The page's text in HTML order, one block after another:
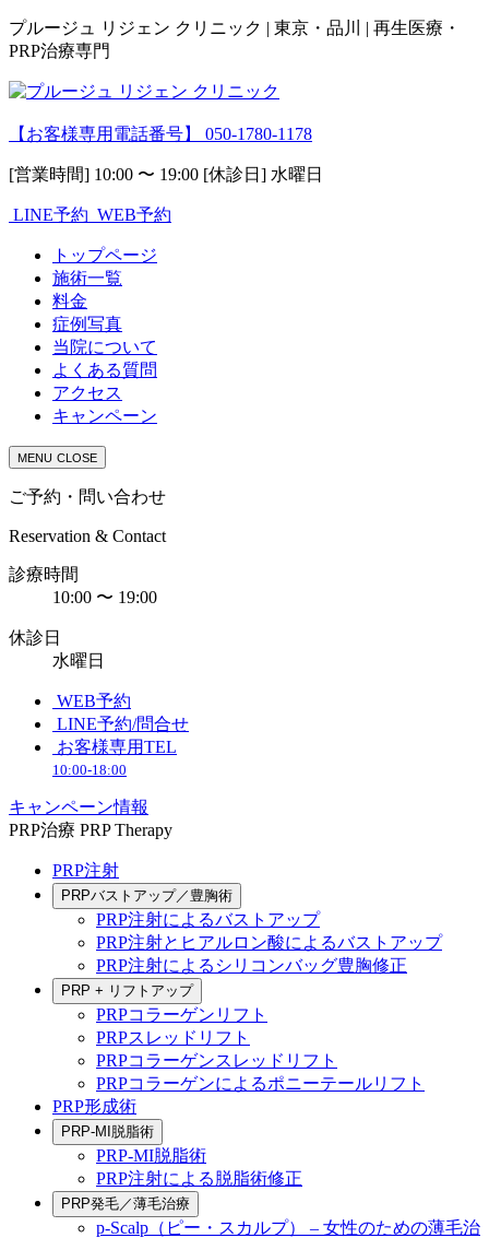
プルージュ リジェン クリニック | 東京・品川 | 再生医療・
PRP治療専門
【お客様専用電話番号】 050-1780-1178
[営業時間] 10:00 〜 19:00 [休診日] 水曜日
LINE予約 WEB予約
トップページ
施術一覧
料金
症例写真
当院について
よくある質問
アクセス
キャンペーン
MENU CLOSE
ご予約・問い合わせ
Reservation & Contact
診療時間
10:00 〜 19:00
休診日
水曜日
WEB予約
LINE予約/問合せ
お客様専用TEL
10:00-18:00
キャンペーン情報
PRP治療 PRP Therapy
PRP注射
PRPバストアップ／豊胸術
PRP注射によるバストアップ
PRP注射とヒアルロン酸によるバストアップ
PRP注射によるシリコンバッグ豊胸修正
PRP + リフトアップ
PRPコラーゲンリフト
PRPスレッドリフト
PRPコラーゲンスレッドリフト
PRPコラーゲンによるポニーテールリフト
PRP形成術
PRP-MI脱脂術
PRP-MI脱脂術
PRP注射による脱脂術修正
PRP発毛／薄毛治療
p-Scalp（ピー・スカルプ） – 女性のための薄毛治